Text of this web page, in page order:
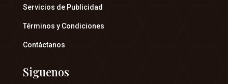
Servicios de Publicidad
Términos y Condiciones
Contáctanos
Siguenos